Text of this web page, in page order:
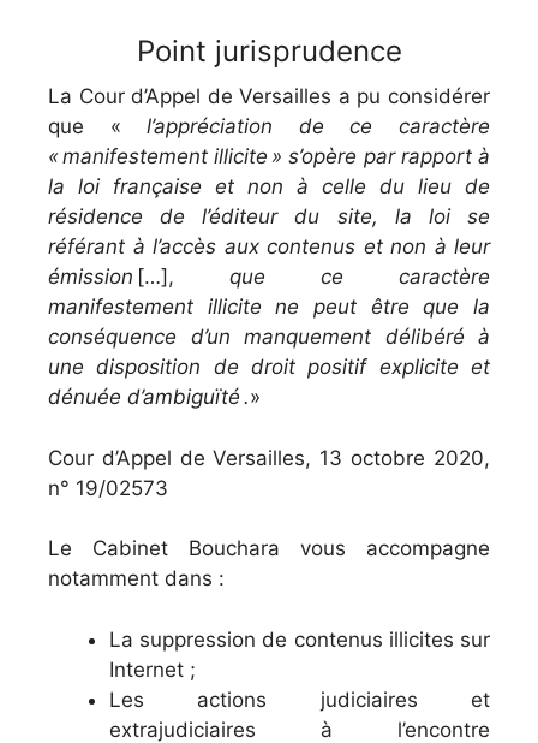
Point jurisprudence
La Cour d’Appel de Versailles a pu considérer
que « l’appréciation de ce caractère
« manifestement illicite » s’opère par rapport à
la loi française et non à celle du lieu de
résidence de l’éditeur du site, la loi se
référant à l’accès aux contenus et non à leur
émission […], que ce caractère
manifestement illicite ne peut être que la
conséquence d’un manquement délibéré à
une disposition de droit positif explicite et
dénuée d’ambiguïté .»
Cour d’Appel de Versailles, 13 octobre 2020,
n° 19/02573
Le Cabinet Bouchara vous accompagne
notamment dans :
La suppression de contenus illicites sur
Internet ;
Les actions judiciaires et
extrajudiciaires à l’encontre